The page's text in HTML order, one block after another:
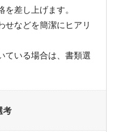
差し上げます。
せなどを簡潔にヒアリ
ている場合は、書類選